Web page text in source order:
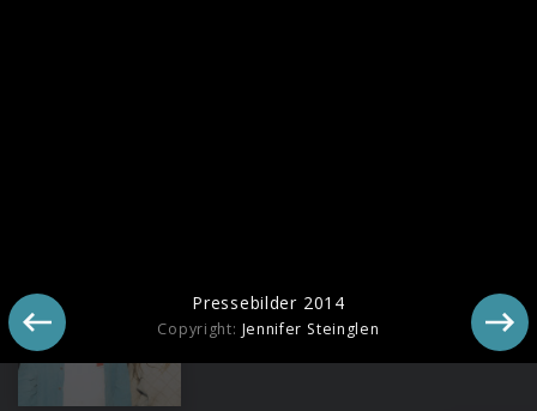
Pressebilder 2014
Copyright: Jennifer Steinglen